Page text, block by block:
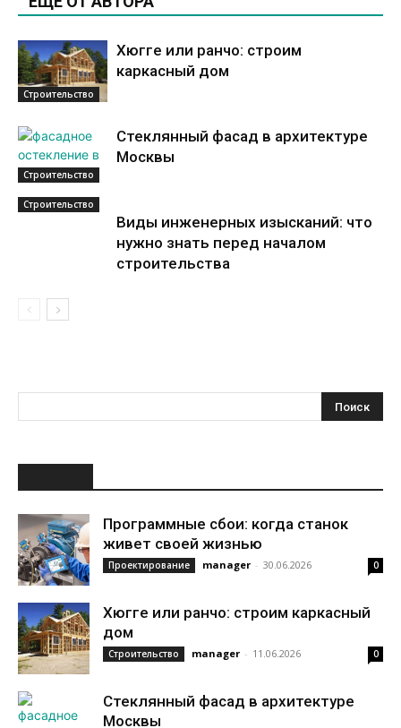
Строительство
Хюгге или ранчо: строим
каркасный дом
Строительство
Стеклянный фасад в архитектуре
Москвы
Строительство
Виды инженерных изысканий: что
нужно знать перед началом
строительства
Программные сбои: когда станок
живет своей жизнью
Проектирование manager - 30.06.2026 0
Хюгге или ранчо: строим каркасный
дом
Строительство manager - 11.06.2026 0
Стеклянный фасад в архитектуре
Москвы